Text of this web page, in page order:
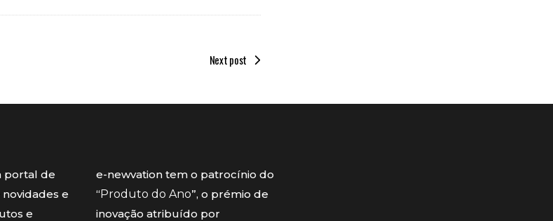
Next post
portal de
e
e
e-newvation tem o patrocínio do
“ Produto do Ano”, o prémio de
inovação atribuído por